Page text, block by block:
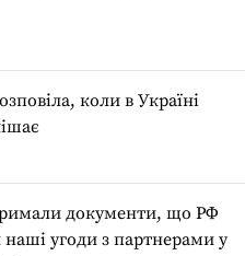
коли в Україні
документи, що РФ
наші угоди з партнерами у